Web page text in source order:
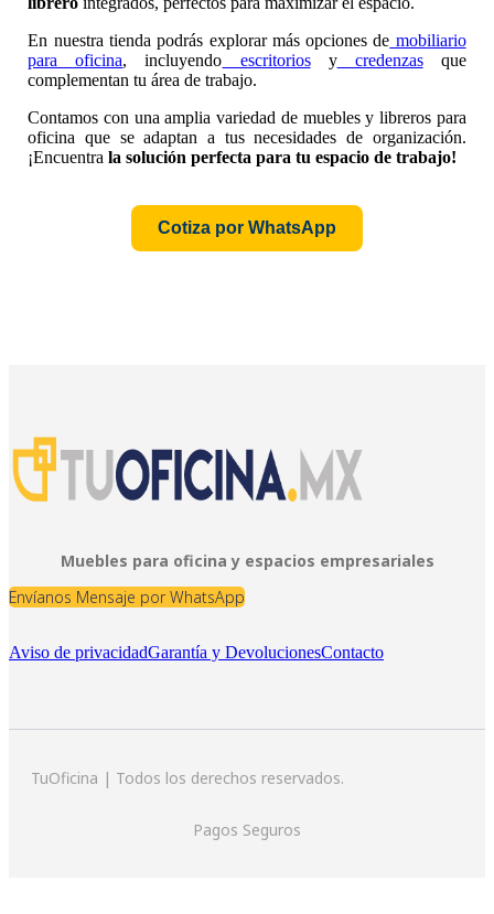
En nuestra tienda podrás explorar más opciones de mobiliario
para oficina, incluyendo escritoriosycredenzasque
complementan tu área de trabajo.
Contamos con una amplia variedad de muebles y libreros para
oficina que se adaptan a tus necesidades de organización.
¡Encuentrala solución perfecta para tu espacio de trabajo!
Cotiza por WhatsApp
Muebles para oficina y espacios empresariales
Envíanos Mensaje por WhatsApp
Aviso de privacidadGarantía y DevolucionesContacto
TuOficina | Todos los derechos reservados.
Pagos Seguros